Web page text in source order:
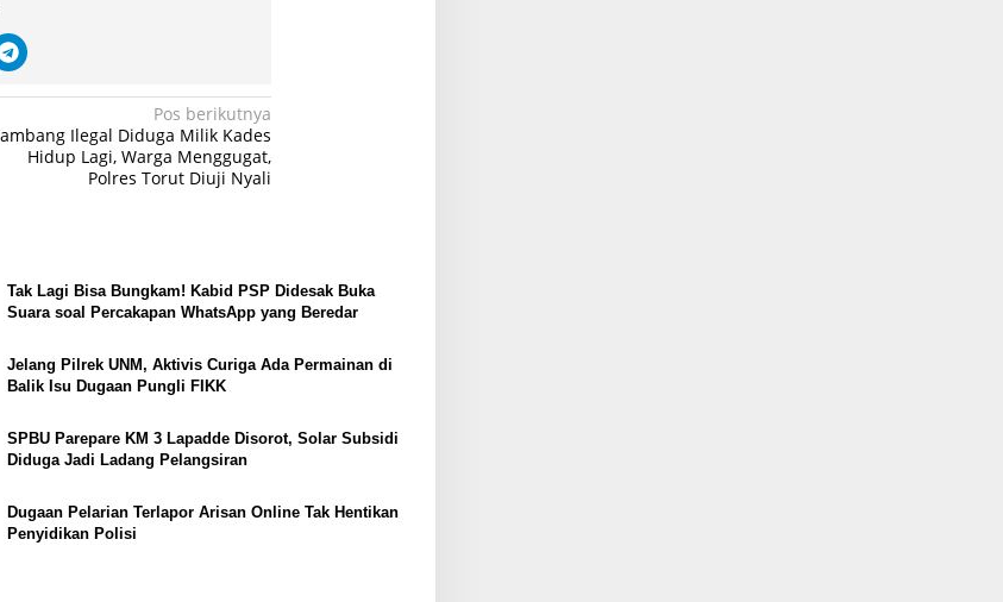
Pos berikutnya
Ilegal Diduga Milik Kades
Hidup Lagi, Warga Menggugat,
Polres Torut Diuji Nyali
Tak Lagi Bisa Bungkam! Kabid PSP Didesak Buka
Suara soal Percakapan WhatsApp yang Beredar
Jelang Pilrek UNM, Aktivis Curiga Ada Permainan di
Balik Isu Dugaan Pungli FIKK
SPBU Parepare KM 3 Lapadde Disorot, Solar Subsidi
Diduga Jadi Ladang Pelangsiran
Dugaan Pelarian Terlapor Arisan Online Tak Hentikan
Penyidikan Polisi